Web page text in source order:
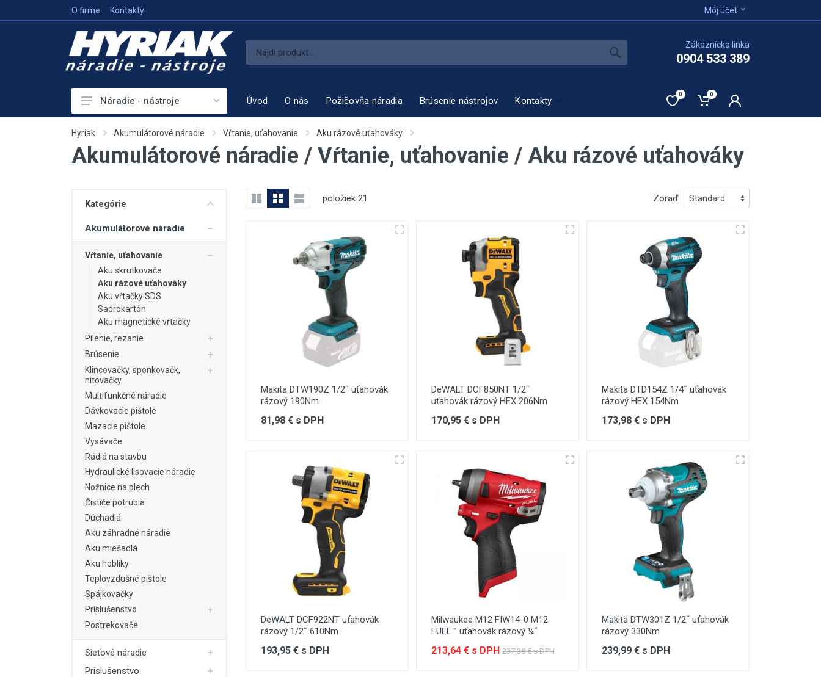
O firme Kontakty Môj účet
Zákaznícka linka
0904 533 389
Akumulátorové náradie
Sieťové náradie
Hutniaca a vibračná technika
Stavebné miešačky
Stavebné navijáky
Rezačky špár
Odvlhčovače
Ventilácia
Záhradné náradie
Náradie - nástroje Úvod O nás Požičovňa náradia Brúsenie nástrojov Kontakty
0 0
Hyriak Akumulátorové náradie Vŕtanie, uťahovanie Aku rázové uťahováky
Akumulátorové náradie / Vŕtanie, uťahovanie / Aku rázové uťahováky
Kategórie
Akumulátorové náradie
Vŕtanie, uťahovanie
Aku skrutkovače
Aku rázové uťahováky
Aku vŕtačky SDS
Sadrokartón
Aku magnetické vŕtačky
Pílenie, rezanie
Brúsenie
Klincovačky, sponkovačk,
nitovačky
Multifunkčné náradie
Dávkovacie pištole
Mazacie pištole
Vysávače
Rádiá na stavbu
Hydraulické lisovacie náradie
Nožnice na plech
Čističe potrubia
Dúchadlá
Aku záhradné náradie
Aku miešadlá
Aku hoblíky
Teplovzdušné pištole
Spájkovačky
Príslušenstvo
Postrekovače
Sieťové náradie
Príslušenstvo
položiek 21 Zoraď
Makita DTW190Z 1/2˝ uťahovák
rázový 190Nm
81,98 € s DPH
DeWALT DCF850NT 1/2˝
uťahovák rázový HEX 206Nm
170,95 € s DPH
Makita DTD154Z 1/4˝ uťahovák
rázový HEX 154Nm
173,98 € s DPH
DeWALT DCF922NT uťahovák
rázový 1/2˝ 610Nm
193,95 € s DPH
Milwaukee M12 FIW14-0 M12
FUEL™ uťahovák rázový ¼˝
213,64 € s DPH 237,38 € s DPH
Makita DTW301Z 1/2˝ uťahovák
rázový 330Nm
239,99 € s DPH